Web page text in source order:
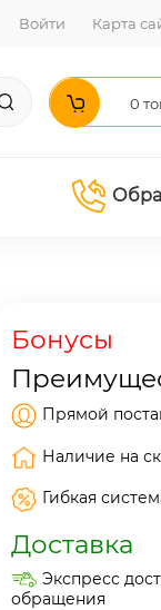
Войти Карта
0
Бонусы
Прямой
Наличие на
Гибкая
Доставка
Экспресс
обращения